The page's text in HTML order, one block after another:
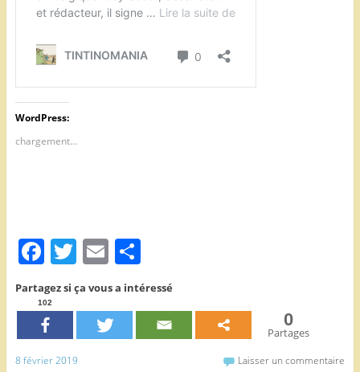
WordPress:
chargement…
F
a
c
e
b
T
w
itt
er
E
m
ai
l
P
ar
ta
Partagez si ça vous a intéressé
102
0
Partages
8 février 2019 Laisser un commentaire